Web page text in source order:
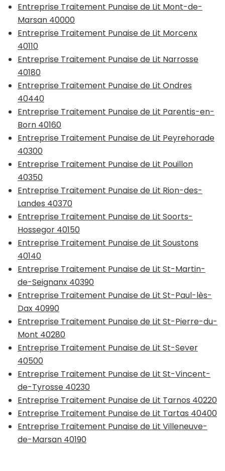
Entreprise Traitement Punaise de Lit Mont-de-
Marsan 40000
Entreprise Traitement Punaise de Lit Morcenx
40110
Entreprise Traitement Punaise de Lit Narrosse
40180
Entreprise Traitement Punaise de Lit Ondres
40440
Entreprise Traitement Punaise de Lit Parentis-en-
Born 40160
Entreprise Traitement Punaise de Lit Peyrehorade
40300
Entreprise Traitement Punaise de Lit Pouillon
40350
Entreprise Traitement Punaise de Lit Rion-des-
Landes 40370
Entreprise Traitement Punaise de Lit Soorts-
Hossegor 40150
Entreprise Traitement Punaise de Lit Soustons
40140
Entreprise Traitement Punaise de Lit St-Martin-
de-Seignanx 40390
Entreprise Traitement Punaise de Lit St-Paul-lès-
Dax 40990
Entreprise Traitement Punaise de Lit St-Pierre-du-
Mont 40280
Entreprise Traitement Punaise de Lit St-Sever
40500
Entreprise Traitement Punaise de Lit St-Vincent-
de-Tyrosse 40230
Entreprise Traitement Punaise de Lit Tarnos 40220
Entreprise Traitement Punaise de Lit Tartas 40400
Entreprise Traitement Punaise de Lit Villeneuve-
de-Marsan 40190